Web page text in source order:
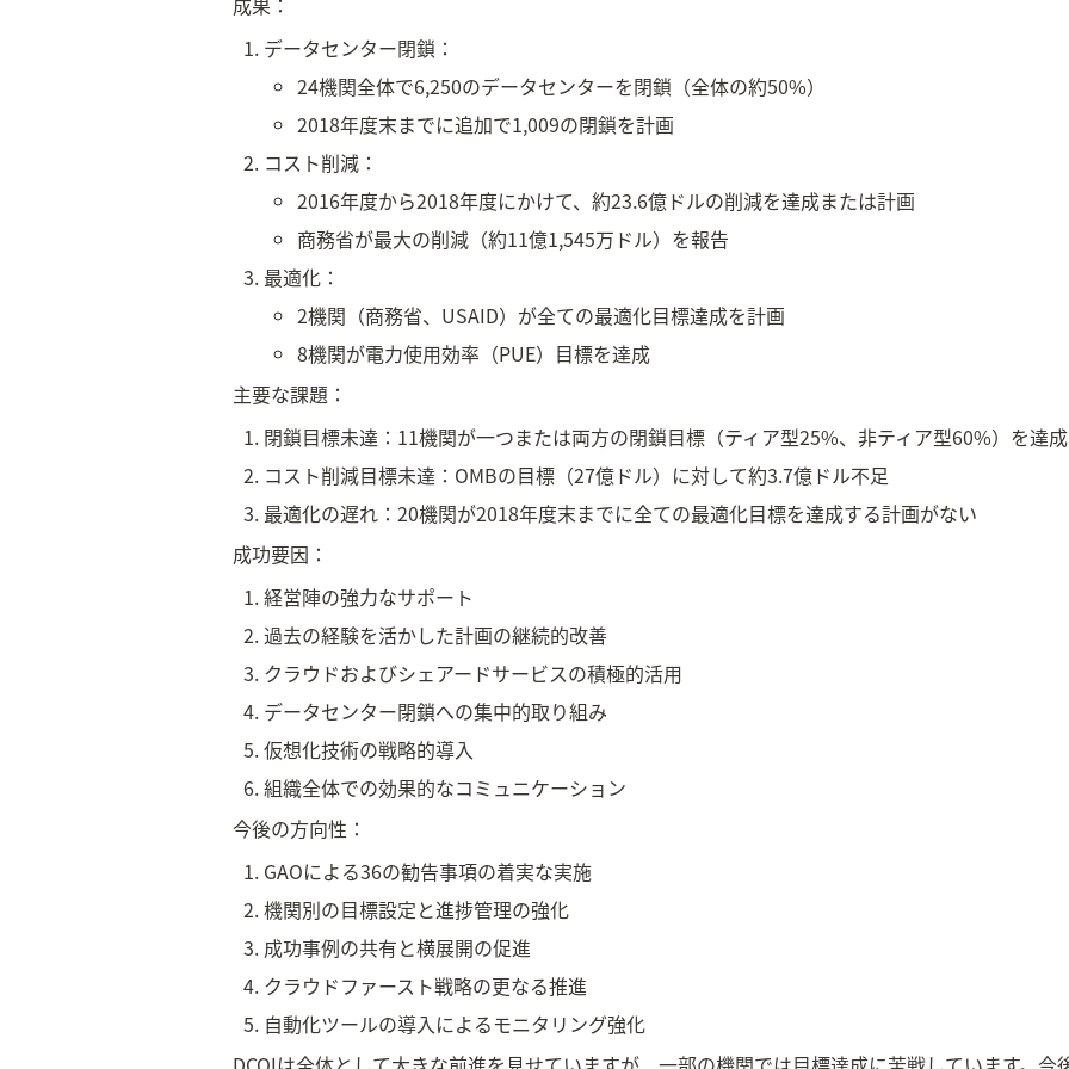
データセンター閉鎖：
24機関全体で6,250のデータセンターを閉鎖（全体の約50%）
2018年度末までに追加で1,009の閉鎖を計画
コスト削減：
2016年度から2018年度にかけて、約23.6億ドルの削減を達成または計画
商務省が最大の削減（約11億1,545万ドル）を報告
最適化：
2機関（商務省、USAID）が全ての最適化目標達成を計画
8機関が電力使用効率（PUE）目標を達成
主要な課題：
閉鎖目標未達：11機関が一つまたは両方の閉鎖目標（ティア型25%、非ティア型60%）を達
コスト削減目標未達：OMBの目標（27億ドル）に対して約3.7億ドル不足
最適化の遅れ：20機関が2018年度末までに全ての最適化目標を達成する計画がない
成功要因：
経営陣の強力なサポート
過去の経験を活かした計画の継続的改善
クラウドおよびシェアードサービスの積極的活用
データセンター閉鎖への集中的取り組み
仮想化技術の戦略的導入
組織全体での効果的なコミュニケーション
今後の方向性：
GAOによる36の勧告事項の着実な実施
機関別の目標設定と進捗管理の強化
成功事例の共有と横展開の促進
クラウドファースト戦略の更なる推進
自動化ツールの導入によるモニタリング強化